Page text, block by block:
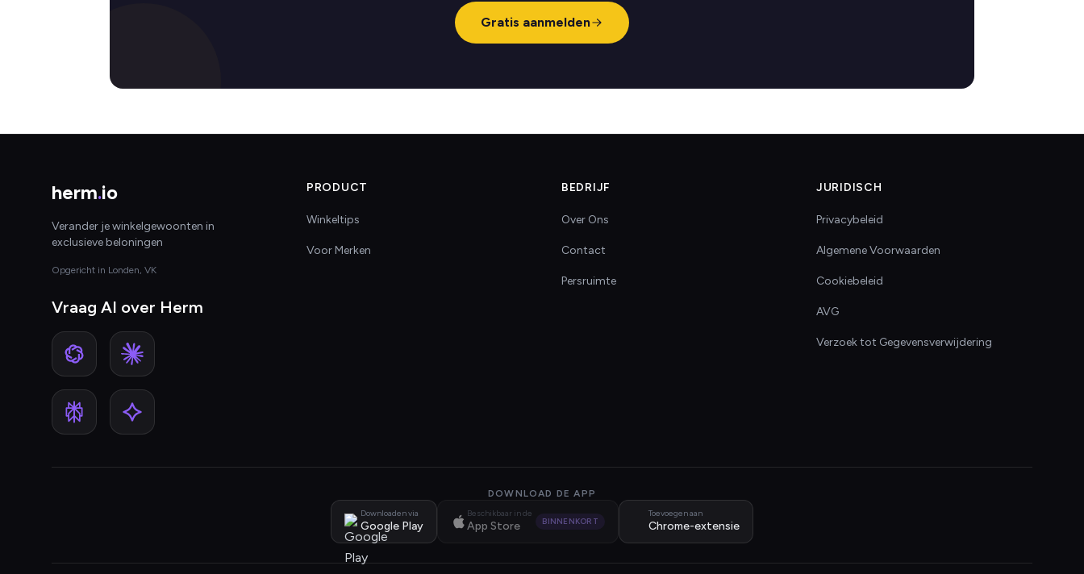
Gratis aanmelden
herm.io
Verander je winkelgewoonten in
exclusieve beloningen
Opgericht in Londen, VK
Vraag AI over Herm
PRODUCT
Winkeltips
Voor Merken
BEDRIJF
Over Ons
Contact
Persruimte
JURIDISCH
Privacybeleid
Algemene Voorwaarden
Cookiebeleid
AVG
Verzoek tot Gegevensverwijdering
DOWNLOAD DE APP
Downloaden via
Google Play
Beschikbaar in de
App Store BINNENKORT
Toevoegen aan
Chrome-extensie